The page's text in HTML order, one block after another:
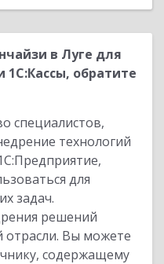
в Луге для
обратите
специалистов,
технологий
для
задач.
решений
отрасли. Вы можете
содержащему